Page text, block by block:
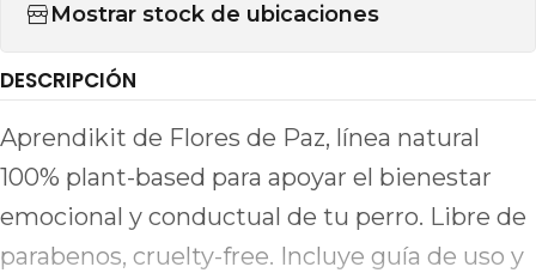
Mostrar stock de ubicaciones
DESCRIPCIÓN
Aprendikit de Flores de Paz, línea natural
100% plant-based para apoyar el bienestar
emocional y conductual de tu perro. Libre de
parabenos, cruelty-free. Incluye guía de uso y